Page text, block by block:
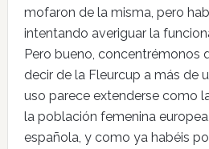
mofaron de la misma, pero
intentando averiguar la
Pero bueno, concentrémonos
decir de la Fleurcup a más de
uso parece extenderse como
la población femenina
española, y como ya habéis